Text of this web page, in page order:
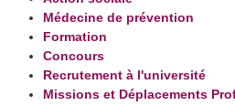
Médecine de prévention
Formation
Concours
Recrutement à l'université
Missions et Déplacements